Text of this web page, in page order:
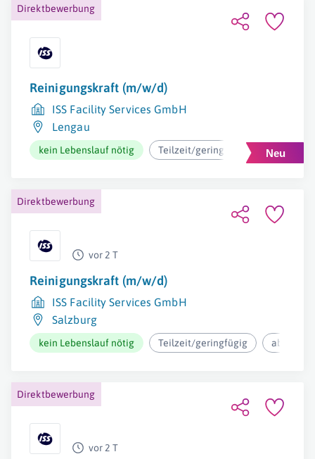
Direktbewerbung
Reinigungskraft (m/w/d)
ISS Facility Services GmbH
Lengau
kein Lebenslauf nötig Teilzeit/geringfügig ab
Direktbewerbung
vor 2 T
Reinigungskraft (m/w/d)
ISS Facility Services GmbH
Salzburg
kein Lebenslauf nötig Teilzeit/geringfügig ab
Direktbewerbung
vor 2 T